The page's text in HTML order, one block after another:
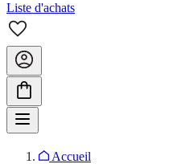
Liste d'achats
Accueil